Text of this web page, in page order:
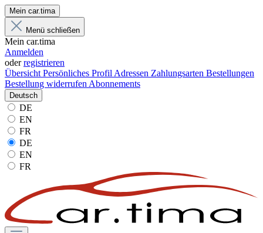
Mein car.tima
Menü schließen
Mein car.tima
Anmelden
oderregistrieren
Übersicht Persönliches Profil Adressen Zahlungsarten Bestellungen
Bestellung widerrufen Abonnements
Deutsch
DE
EN
FR
DE
EN
FR